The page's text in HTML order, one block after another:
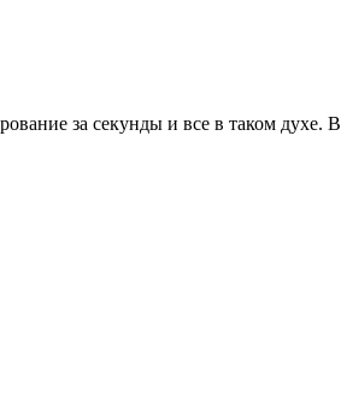
за секунды и все в таком